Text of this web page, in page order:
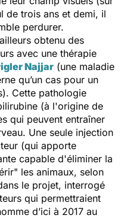
de trois ans et demi, il
perdurer.
obtenu des
avec une thérapie
Najjar (une maladie
qu’un cas pour un
Cette pathologie
(à l'origine de
qui peuvent entraîner
Une seule injection
(qui apporte
capable d'éliminer la
les animaux, selon
le projet, interrogé
qui permettraient
d’ici à 2017 au